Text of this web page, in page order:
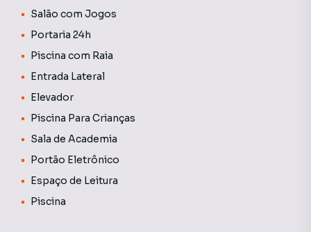
Salão com Jogos
Portaria 24h
Piscina com Raia
Entrada Lateral
Elevador
Piscina Para Crianças
Sala de Academia
Portão Eletrônico
Espaço de Leitura
Piscina